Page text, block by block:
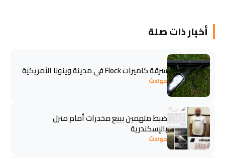
أخبار ذات صلة
سرقة كاميرات Flock في مدينة وينونا الأمريكية
حوادث
ضبط متهمين ببيع مخدرات أمام منزل
بالإسكندرية
حوادث